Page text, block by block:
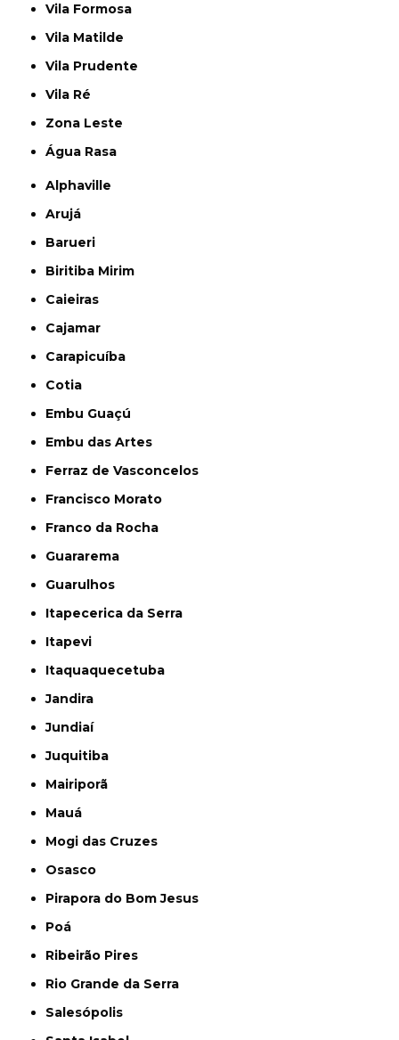
Vila Formosa
Vila Matilde
Vila Prudente
Vila Ré
Zona Leste
Água Rasa
Alphaville
Arujá
Barueri
Biritiba Mirim
Caieiras
Cajamar
Carapicuíba
Cotia
Embu Guaçú
Embu das Artes
Ferraz de Vasconcelos
Francisco Morato
Franco da Rocha
Guararema
Guarulhos
Itapecerica da Serra
Itapevi
Itaquaquecetuba
Jandira
Jundiaí
Juquitiba
Mairiporã
Mauá
Mogi das Cruzes
Osasco
Pirapora do Bom Jesus
Poá
Ribeirão Pires
Rio Grande da Serra
Salesópolis